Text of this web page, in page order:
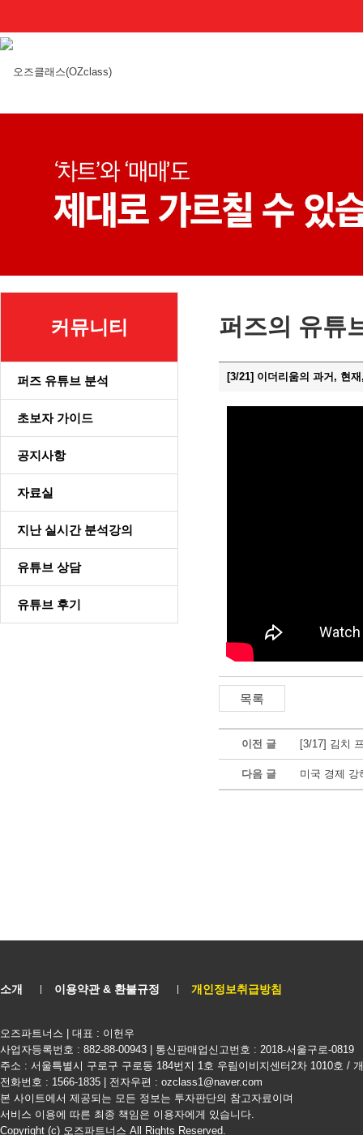
커뮤니티
퍼즈 유튜브 분석
초보자 가이드
공지사항
자료실
지난 실시간 분석강의
유튜브 상담
유튜브 후기
퍼즈의 유튜
[3/21] 이더리움의 과거, 현
이전 글 [3/17] 김치
다음 글 미국 경제 강
소개 이용약관 & 환불규정 개인정보취급방침
오즈파트너스 | 대표 : 이헌우
사업자등록번호 : 882-88-00943 | 통신판매업신고번호 : 2018-서울구로-0819
주소 : 서울특별시 구로구 구로동 184번지 1호 우림이비지센터2차 1010호 /
전화번호 : 1566-1835 | 전자우편 : ozclass1@naver.com
본 사이트에서 제공되는 모든 정보는 투자판단의 참고자료이며
서비스 이용에 따른 최종 책임은 이용자에게 있습니다.
Copyright (c) 오즈파트너스 All Rights Reserved.